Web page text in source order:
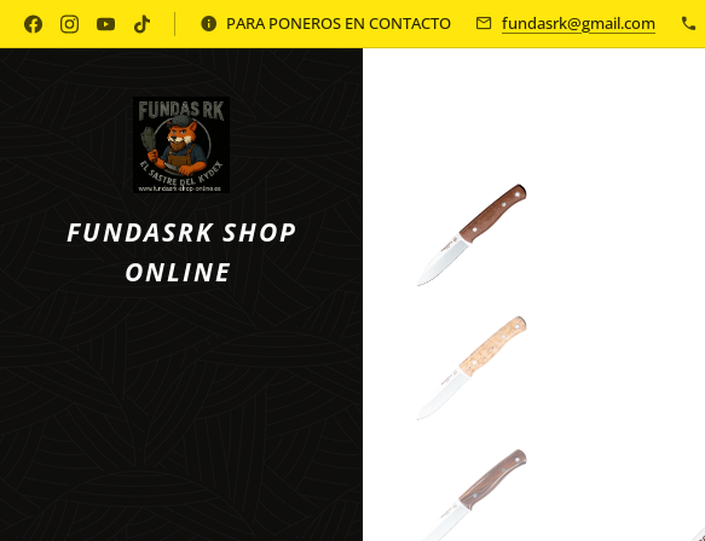
Política de Privacidad PARA PONEROS EN CONTACTO fundasrk@gmail.com
FUNDASRK SHOP
ONLINE